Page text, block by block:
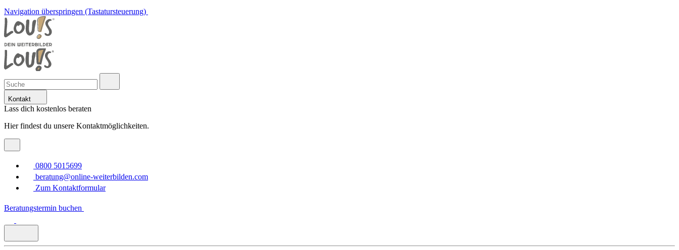
Navigation überspringen (Tastatursteuerung)
Kontakt
Lass dich kostenlos beraten
Hier findest du unsere Kontaktmöglichkeiten.
0800 5015699
beratung@online-weiterbilden.com
Zum Kontaktformular
Beratungstermin buchen